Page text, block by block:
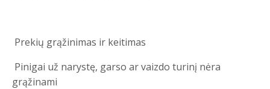
Prekių grąžinimas ir keitimas
Pinigai už narystę, garso ar vaizdo turinį nėra
grąžinami